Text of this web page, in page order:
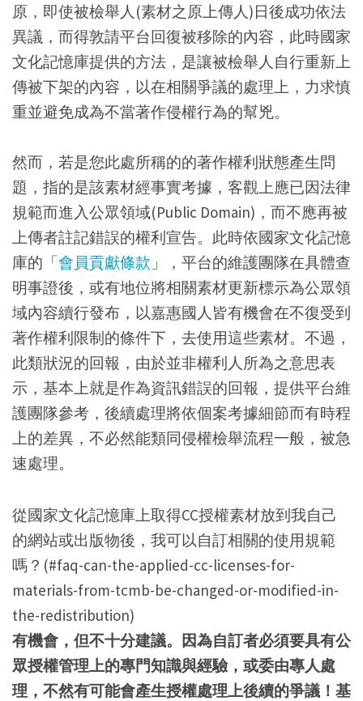
原，即使被檢舉人(素材之原上傳人)日後成功依法
異議，而得敦請平台回復被移除的內容，此時國家
文化記憶庫提供的方法，是讓被檢舉人自行重新上
傳被下架的內容，以在相關爭議的處理上，力求慎
重並避免成為不當著作侵權行為的幫兇。
然而，若是您此處所稱的的著作權利狀態產生問
題，指的是該素材經事實考據，客觀上應已因法律
規範而進入公眾領域(Public Domain)，而不應再被
上傳者註記錯誤的權利宣告。此時依國家文化記憶
庫的「會員貢獻條款 」，平台的維護團隊在具體查
明事證後，或有地位將相關素材更新標示為公眾領
域內容續行發布，以嘉惠國人皆有機會在不復受到
著作權利限制的條件下，去使用這些素材。不過，
此類狀況的回報，由於並非權利人所為之意思表
示，基本上就是作為資訊錯誤的回報，提供平台維
護團隊參考，後續處理將依個案考據細節而有時程
上的差異，不必然能類同侵權檢舉流程一般，被急
速處理。
從國家文化記憶庫上取得CC授權素材放到我自己
的網站或出版物後，我可以自訂相關的使用規範
嗎？(#faq-can-the-applied-cc-licenses-for-
materials-from-tcmb-be-changed-or-modified-in-
the-redistribution)
有機會，但不十分建議。因為自訂者必須要具有公
眾授權管理上的專門知識與經驗，或委由專人處
理，不然有可能會產生授權處理上後續的爭議！基